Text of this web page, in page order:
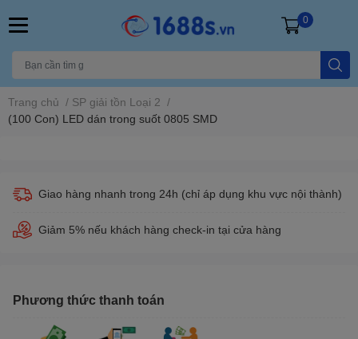
0
Trang chủ / SP giải tồn Loại 2 /
(100 Con) LED dán trong suốt 0805 SMD
Giao hàng nhanh trong 24h (chỉ áp dụng khu vực nội thành)
Giảm 5% nếu khách hàng check-in tại cửa hàng
Phương thức thanh toán